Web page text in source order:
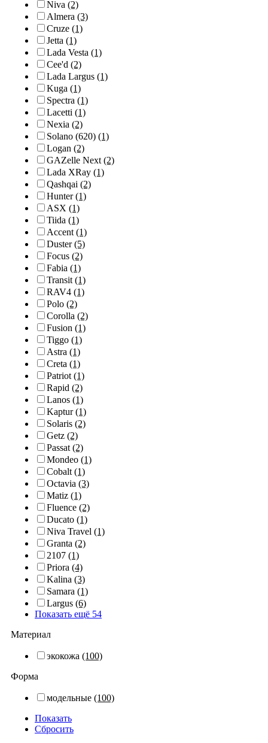
Niva (2)
Almera (3)
Cruze (1)
Jetta (1)
Lada Vesta (1)
Cee'd (2)
Lada Largus (1)
Kuga (1)
Spectra (1)
Lacetti (1)
Nexia (2)
Solano (620) (1)
Logan (2)
GAZelle Next (2)
Lada XRay (1)
Qashqai (2)
Hunter(1)
ASX (1)
Tiida (1)
Accent (1)
Duster(5)
Focus (2)
Fabia (1)
Transit (1)
RAV4 (1)
Polo (2)
Corolla (2)
Fusion (1)
Tiggo (1)
Astra (1)
Creta (1)
Patriot (1)
Rapid (2)
Lanos (1)
Kaptur(1)
Solaris (2)
Getz (2)
Passat (2)
Mondeo (1)
Cobalt (1)
Octavia (3)
Matiz (1)
Fluence (2)
Ducato (1)
Niva Travel (1)
Granta (2)
2107 (1)
Priora (4)
Kalina (3)
Samara (1)
Largus (6)
Показать ещё 54
Материал
экокожа (100)
Форма
модельные (100)
Показать
Сбросить